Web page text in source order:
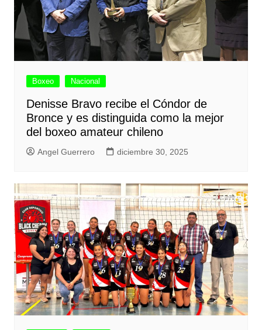
Boxeo Nacional
Denisse Bravo recibe el Cóndor de
Bronce y es distinguida como la mejor
del boxeo amateur chileno
Angel Guerrero diciembre 30, 2025